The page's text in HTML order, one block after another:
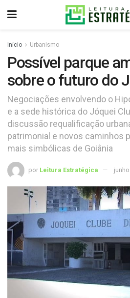
Início Urbanismo
Possível parque
sobre o futuro do
Negociações envolvendo o
e a sede histórica do Jóquei
discussão requalificação
patrimonial e novos caminhos
mais simbólicas de Goiânia
por Leitura Estratégica